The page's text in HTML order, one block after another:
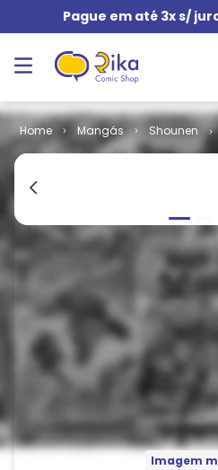
Pague em até 3x s/
Mangás Shounen
Imagem